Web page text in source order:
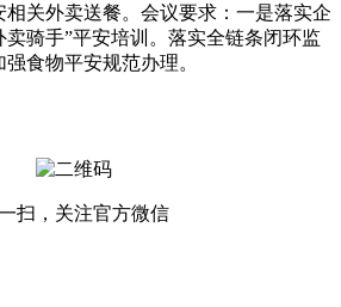
关外卖送餐。会议要求：一是落实企
卖骑手”平安培训。落实全链条闭环监
强食物平安规范办理。
扫，关注官方微信